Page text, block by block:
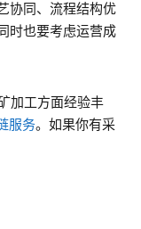
协同、流程结构优
时也要考虑运营成
加工方面经验丰
服务。如果你有采